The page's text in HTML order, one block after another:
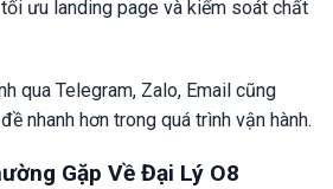
ưu landing page và kiểm soát chất
qua Telegram, Zalo, Email cũng
nhanh hơn trong quá trình vận hành.
Gặp Về Đại Lý O8